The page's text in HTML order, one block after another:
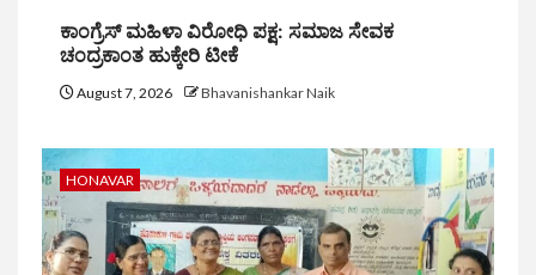
ಕಾಂಗ್ರೆಸ್ ಮಹಿಳಾ ವಿರೋಧಿ ಪಕ್ಷ: ಸಮಾಜ ಸೇವಕ
ಚಂದ್ರಕಾಂತ ಹುಕ್ಕೇರಿ ಟೀಕೆ
August 7, 2026 Bhavanishankar Naik
HONAVAR